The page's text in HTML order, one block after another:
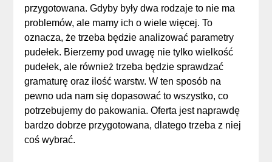
przygotowana. Gdyby były dwa rodzaje to nie ma
problemów, ale mamy ich o wiele więcej. To
oznacza, że trzeba będzie analizować parametry
pudełek. Bierzemy pod uwagę nie tylko wielkość
pudełek, ale również trzeba będzie sprawdzać
gramaturę oraz ilość warstw. W ten sposób na
pewno uda nam się dopasować to wszystko, co
potrzebujemy do pakowania. Oferta jest naprawdę
bardzo dobrze przygotowana, dlatego trzeba z niej
coś wybrać.